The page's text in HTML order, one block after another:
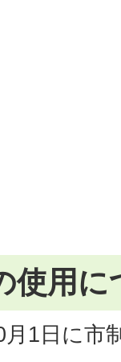
使用に
1日に市